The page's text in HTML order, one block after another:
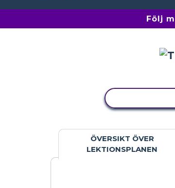
Följ
ÖVERSIKT ÖVER
LEKTIONSPLANEN